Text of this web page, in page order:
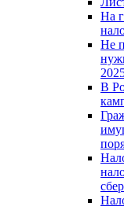
На
Не
В